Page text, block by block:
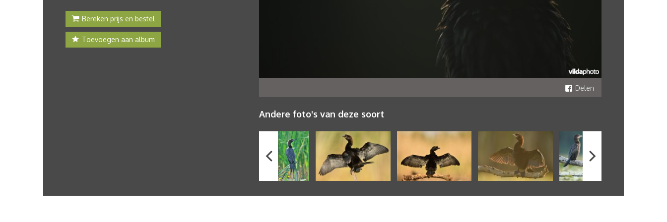
Bereken prijs en bestel
Toevoegen aan album
Delen
Andere foto's van deze soort